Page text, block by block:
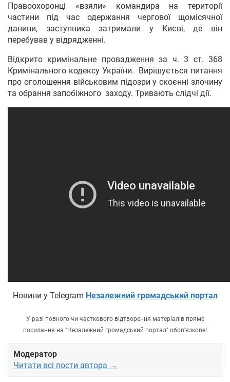
Правоохоронці «взяли» командира на території
частини під час одержання чергової щомісячної
данини, заступника затримали у Києві, де він
перебував у відрядженні.
Відкрито кримінальне провадження за ч. 3 ст. 368
Кримінального кодексу України. Вирішується питання
про оголошення військовим підозри у скоєнні злочину
та обрання запобіжного заходу. Тривають слідчі дії.
Новини у Telegram Незалежний громадський портал
У разі повного чи часткового відтворення матеріалів пряме
посилання на "Незалежний громадський портал" обов'язкове!
Модератор
Читати всі пости автора →